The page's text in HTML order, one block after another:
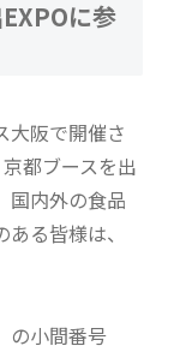
に参
大阪で開催さ
都ブースを出
国内外の食品
る皆様は、
の小間番号